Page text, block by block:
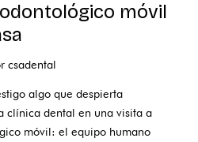
móvil
csadental
algo que despierta
clínica dental en una visita a
móvil: el equipo humano